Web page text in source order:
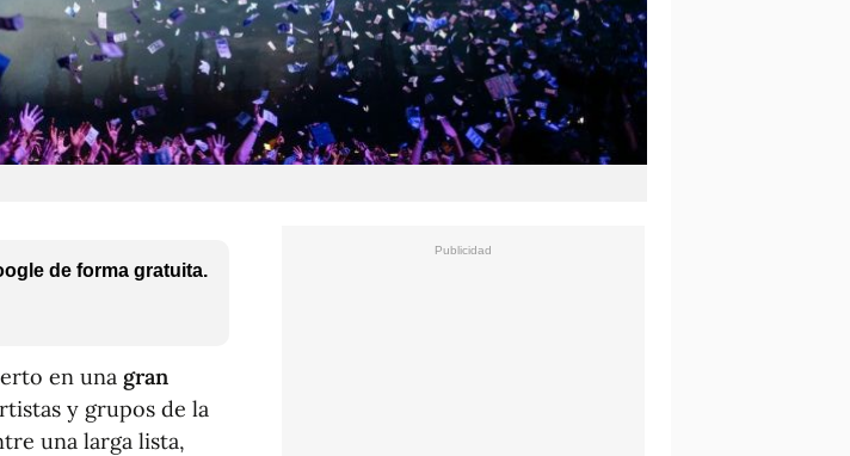
de forma gratuita.
en una gran
y grupos de la
una larga lista,